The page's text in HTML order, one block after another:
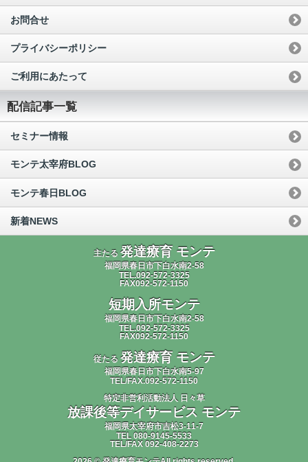
お問合せ
プライバシーポリシー
ご利用にあたって
配信記事一覧
セミナー情報
モンテ太宰府BLOG
モンテ春日BLOG
新着NEWS
主たる 発達療育 モンテ
福岡県春日市下白水南2-58
TEL.092-572-3325
FAX092-572-1150
短期入所モンテ
福岡県春日市下白水南2-58
TEL.092-572-3325
FAX092-572-1150
従たる 発達療育 モンテ
福岡県春日市下白水南5-97
TEL/FAX.092-572-1150
特定非営利活動法人 日々草
放課後等デイサービス モンテ
福岡県太宰府市吉松3-11-7
TEL 080-9145-5533
TEL/FAX 092-408-2273